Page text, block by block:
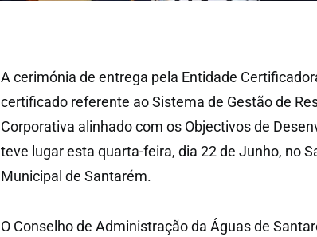
A cerimónia de entrega pela Entidade
certificado referente ao Sistema de Gestão de
Corporativa alinhado com os Objectivos de
teve lugar esta quarta-feira, dia 22 de Junho, no
Municipal de Santarém.
O Conselho de Administração da Águas de